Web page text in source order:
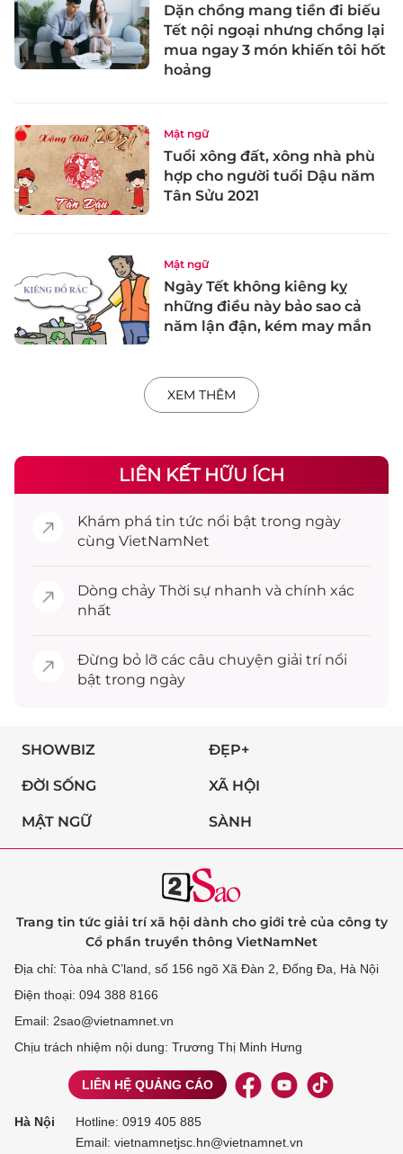
Dặn chồng mang tiền đi biếu
Tết nội ngoại nhưng chồng lại
mua ngay 3 món khiến tôi hốt
hoảng
Mật ngữ
Tuổi xông đất, xông nhà phù
hợp cho người tuổi Dậu năm
Tân Sửu 2021
Mật ngữ
Ngày Tết không kiêng kỵ
những điều này bảo sao cả
năm lận đận, kém may mắn
XEM THÊM
LIÊN KẾT HỮU ÍCH
Khám phá tin tức nổi bật trong ngày
cùng VietNamNet
Dòng chảy Thời sự nhanh và chính xác
nhất
Đừng bỏ lỡ các câu chuyện giải trínổi
bật trong ngày
SHOWBIZ ĐẸP+
ĐỜI SỐNG XÃ HỘI
MẬT NGỮ SÀNH
Trang tin tức giải trí xã hội dành cho giới trẻ của công ty
Cổ phần truyền thông VietNamNet
Địa chỉ: Tòa nhà C’land, số 156 ngõ Xã Đàn 2, Đống Đa, Hà Nội
Điện thoại: 094 388 8166
Email: 2sao@vietnamnet.vn
Chịu trách nhiệm nội dung: Trương Thị Minh Hưng
LIÊN HỆ QUẢNG CÁO
Hà Nội Hotline: 0919 405 885
Email: vietnamnetjsc.hn@vietnamnet.vn